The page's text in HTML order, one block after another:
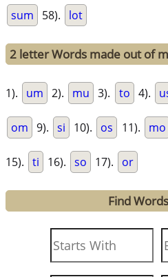
sum 58). lot
2 letter Words made out of
1). um 2). mu 3). to 4).
om 9). si 10). os 11). mo
15). ti 16). so 17). or
Find